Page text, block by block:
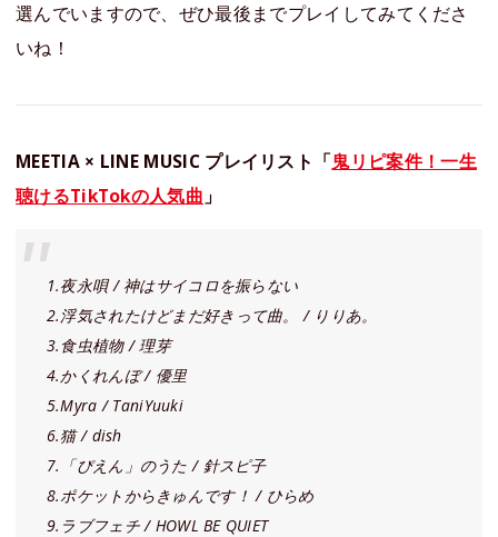
選んでいますので、ぜひ最後までプレイしてみてくださ
いね！
MEETIA × LINE MUSIC プレイリスト「鬼リピ案件！一生
聴けるTikTokの人気曲」
1.夜永唄 / 神はサイコロを振らない
2.浮気されたけどまだ好きって曲。 / りりあ。
3.食虫植物 / 理芽
4.かくれんぼ / 優里
5.Myra / TaniYuuki
6.猫 / dish
7.「ぴえん」のうた / 針スピ子
8.ポケットからきゅんです！ / ひらめ
9.ラブフェチ / HOWL BE QUIET